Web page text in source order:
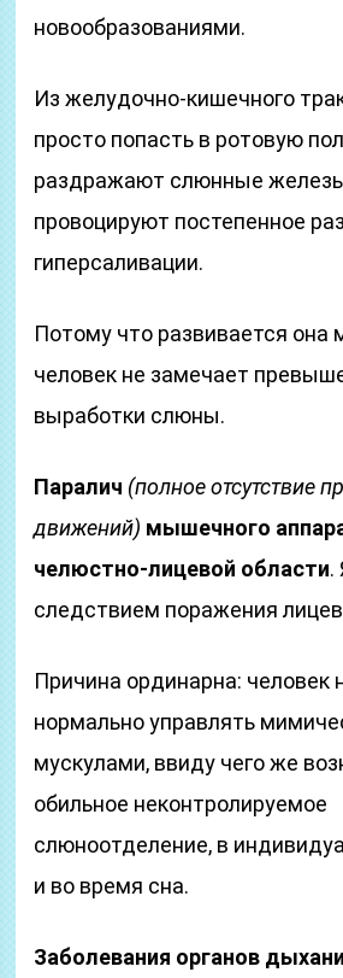
новообразованиями.
Из желудочно-кишечного
просто попасть в ротовую
раздражают слюнные
провоцируют постепенное
гиперсаливации.
Потому что развивается она
человек не замечает
выработки слюны.
Паралич (полное отсутствие
движений) мышечного
челюстно-лицевой области.
следствием поражения
Причина ординарна: человек
нормально управлять
мускулами, ввиду чего же
обильное неконтролируемое
слюноотделение, в
и во время сна.
Заболевания органов